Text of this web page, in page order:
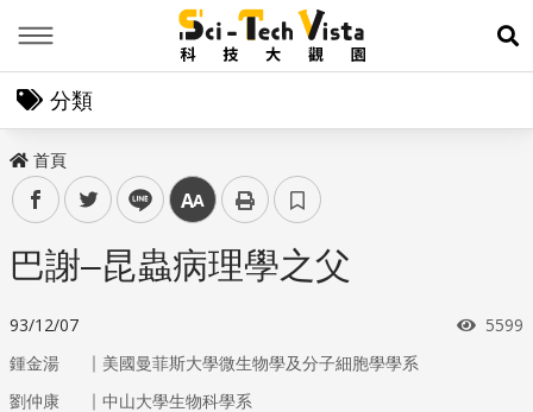
展
分類
首頁
facebooktwitter line 中
巴謝–昆蟲病理學之父
93/12/07 瀏覽
5599
鍾金湯 ｜ 美國曼菲斯大學微生物學及分子細胞學學系
劉仲康
｜ 中山大學生物科學系